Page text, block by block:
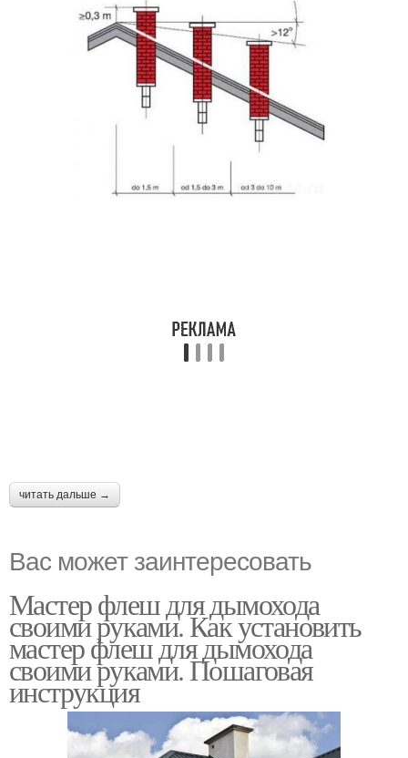
читать дальше →
Вас может заинтересовать
Мастер флеш для дымохода
своими руками. Как установить
мастер флеш для дымохода
своими руками. Пошаговая
инструкция